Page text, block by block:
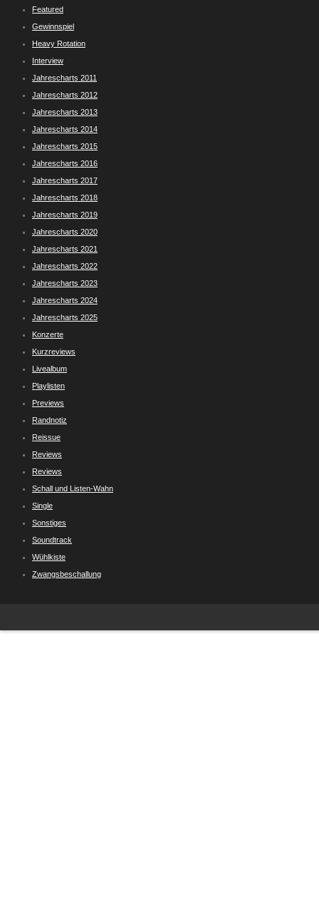
Featured
Gewinnspiel
Heavy Rotation
Interview
Jahrescharts 2011
Jahrescharts 2012
Jahrescharts 2013
Jahrescharts 2014
Jahrescharts 2015
Jahrescharts 2016
Jahrescharts 2017
Jahrescharts 2018
Jahrescharts 2019
Jahrescharts 2020
Jahrescharts 2021
Jahrescharts 2022
Jahrescharts 2023
Jahrescharts 2024
Jahrescharts 2025
Konzerte
Kurzreviews
Livealbum
Playlisten
Previews
Randnotiz
Reissue
Reviews
Reviews
Schall und Listen-Wahn
Single
Sonstiges
Soundtrack
Wühlkiste
Zwangsbeschallung